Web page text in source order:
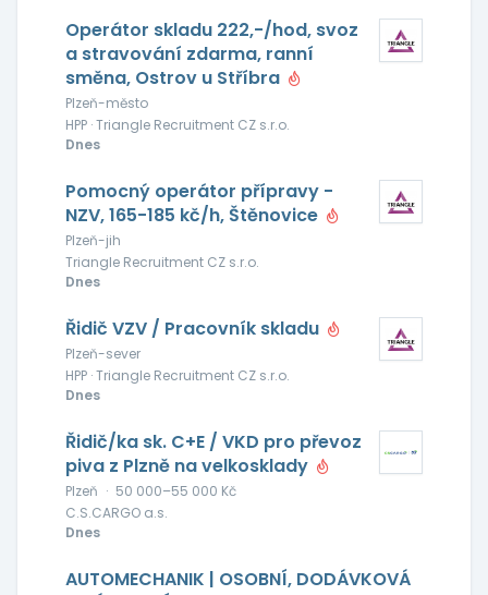
Operátor skladu 222,-/hod, svoz
a stravování zdarma, ranní
směna, Ostrov u Stříbra
Plzeň-město
HPP · Triangle Recruitment CZ s.r.o.
Dnes
Pomocný operátor přípravy -
NZV, 165-185 kč/h, Štěnovice
Plzeň-jih
Triangle Recruitment CZ s.r.o.
Dnes
Řidič VZV / Pracovník skladu
Plzeň-sever
HPP · Triangle Recruitment CZ s.r.o.
Dnes
Řidič/ka sk. C+E / VKD pro převoz
piva z Plzně na velkosklady
Plzeň · 50 000–55 000 Kč
C.S.CARGO a.s.
Dnes
AUTOMECHANIK | OSOBNÍ, DODÁVKOVÁ